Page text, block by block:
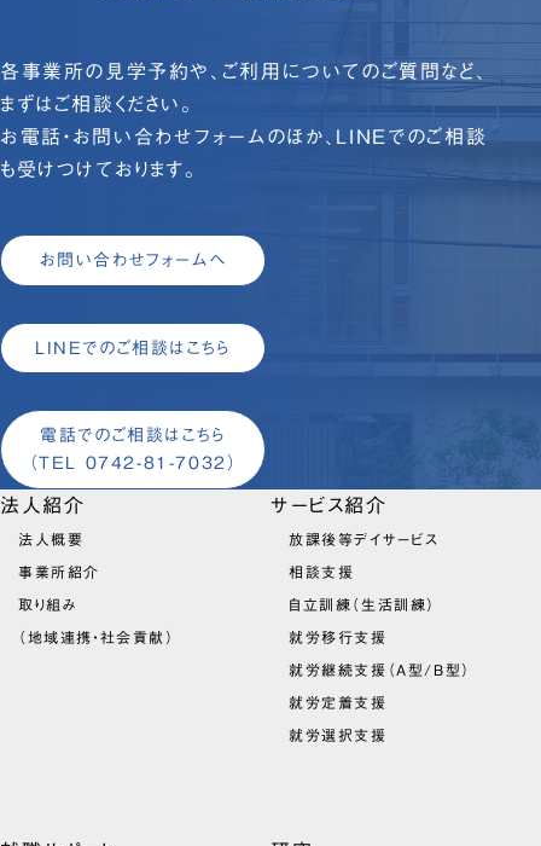
各事業所の見学予約や、ご利用についてのご質問など、
まずはご相談ください。
お電話・お問い合わせフォームのほか、LINEでのご相談
も受けつけております。
お問い合わせフォームへ
LINEでのご相談はこちら
電話でのご相談はこちら
（TEL 0742-81-7032）
法人紹介
法人概要
事業所紹介
取り組み
（地域連携・社会貢献）
サービス紹介
放課後等デイサービス
相談支援
自立訓練（生活訓練）
就労移行支援
就労継続支援（A型/B型）
就労定着支援
就労選択支援